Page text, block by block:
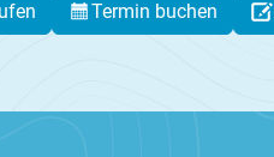
Termin buchen